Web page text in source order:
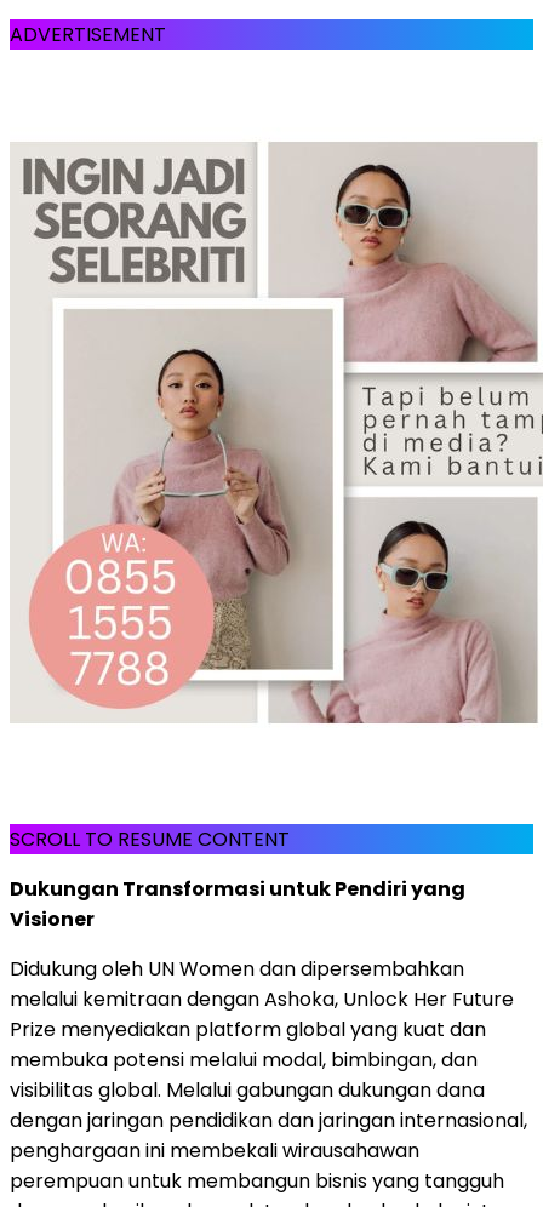
ADVERTISEMENT
SCROLL TO RESUME CONTENT
Dukungan Transformasi untuk Pendiri yang
Visioner
Didukung oleh UN Women dan dipersembahkan
melalui kemitraan dengan Ashoka, Unlock Her Future
Prize menyediakan platform global yang kuat dan
membuka potensi melalui modal, bimbingan, dan
visibilitas global. Melalui gabungan dukungan dana
dengan jaringan pendidikan dan jaringan internasional,
penghargaan ini membekali wirausahawan
perempuan untuk membangun bisnis yang tangguh